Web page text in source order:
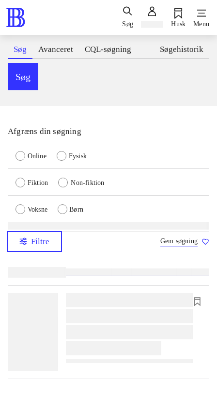
Søg Husk Menu
Søg Avanceret CQL-søgning Søgehistorik
Søg
Afgræns din søgning
Online Fysisk
Fiktion Non-fiktion
Voksne Børn
Filtre Gem søgning
lorem ipsum dolor sit amet ...